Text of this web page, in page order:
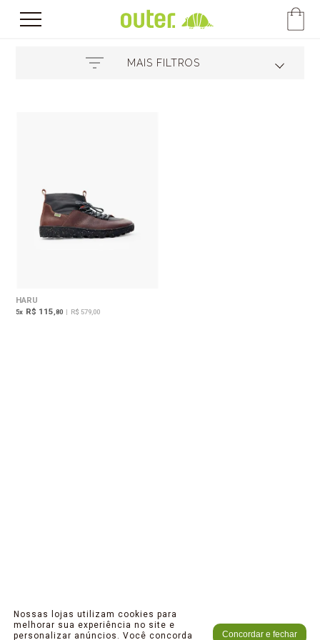
MAIS FILTROS
HARU
5x R$ 115 ,80 | R$ 579,00
Nossas lojas utilizam cookies para
melhorar sua experiência no site e
personalizar anúncios. Você concorda
Concordar e fechar